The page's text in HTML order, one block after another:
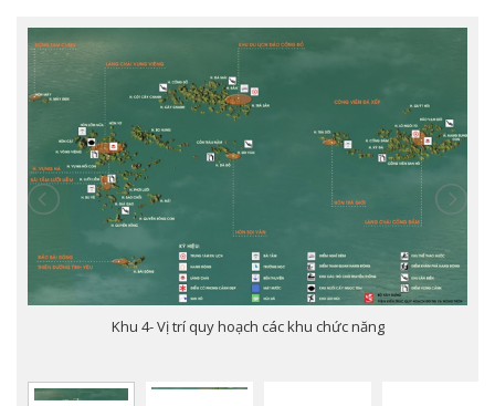
Khu 4- Vị trí quy hoạch các khu chức năng